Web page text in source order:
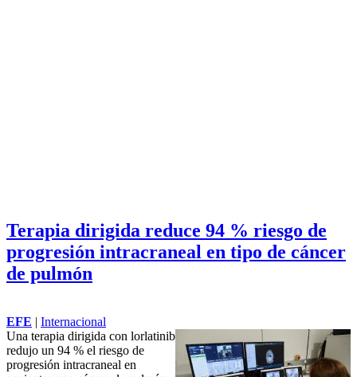
Terapia dirigida reduce 94 % riesgo de
progresión intracraneal en tipo de cáncer
de pulmón
EFE | Internacional
Una terapia dirigida con lorlatinib
redujo un 94 % el riesgo de
progresión intracraneal en